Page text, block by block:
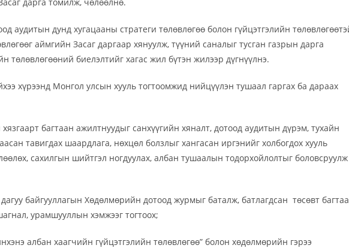
аудитын дунд хугацааны стратеги төлөвлөгөө болон гүйцэтгэлийн
аймгийн Засаг даргаар хянуулж, түүний саналыг тусган газрын дарга
төлөвлөгөөний биелэлтийг хагас жил бүтэн жилээр дүгнүүлнэ.
хүрээнд Монгол улсын хууль тогтоомжид нийцүүлэн тушаал гаргах ба дараах
багтаан ажилтнуудыг санхүүгийн хяналт, дотоод аудитын дүрэм, тухайн
тавигдах шаардлага, нөхцөл болзлыг хангасан иргэнийг холбогдох хууль
сахилгын шийтгэл ногдуулах, албан тушаалын тодорхойлолтыг боловсруулж
байгууллагын Хөдөлмөрийн дотоод журмыг баталж, батлагдсан төсөвт
урамшууллын хэмжээг тогтоох;
албан хаагчийн гүйцэтгэлийн төлөвлөгөө” болон хөдөлмөрийн гэрээ